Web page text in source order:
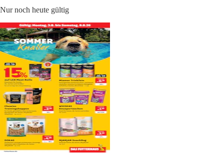
Nur noch heute gültig